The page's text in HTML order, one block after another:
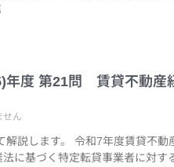
年度 第21問 賃貸不動産
せん
説します。 令和7年度賃貸不動
に基づく特定転貸事業者に対す